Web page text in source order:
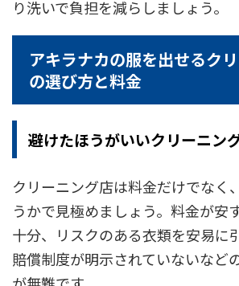
り洗いで負担を減らしましょう。
アキラナカの服を出せるク
の選び方と料金
避けたほうがいいクリーニン
クリーニング店は料金だけでなく
うかで見極めましょう。料金が安
十分、リスクのある衣類を安易に
賠償制度が明示されていないなど